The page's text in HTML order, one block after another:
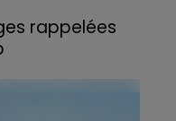
rappelées